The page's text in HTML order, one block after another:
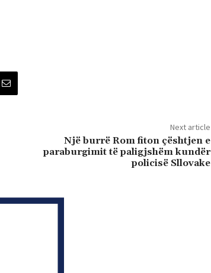
Next article
Një burrë Rom fiton çështjen e
paraburgimit të paligjshëm kundër
policisë Sllovake